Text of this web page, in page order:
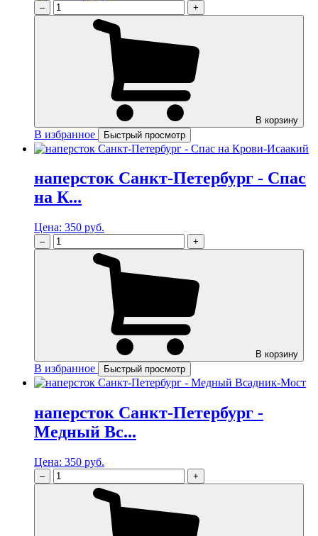
– +
В корзину
В избранное Быстрый просмотр
наперсток Санкт-Петербург - Спас
на К...
Цена: 350 руб.
– +
В корзину
В избранное Быстрый просмотр
наперсток Санкт-Петербург -
Медный Вс...
Цена: 350 руб.
– +